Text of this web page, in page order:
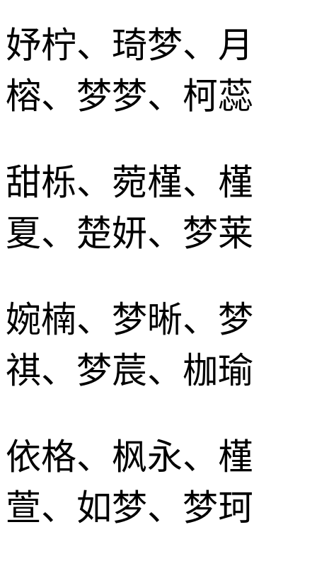
妤柠、琦梦、月
榕、梦梦、柯蕊
甜栎、菀槿、槿
夏、楚妍、梦莱
婉楠、梦晰、梦
祺、梦莀、枷瑜
依格、枫永、槿
萱、如梦、梦珂